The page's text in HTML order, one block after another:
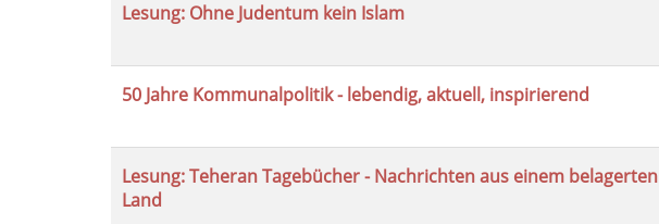
Lesung: Ohne Judentum kein Islam
50 Jahre Kommunalpolitik - lebendig, aktuell, inspirierend
Lesung: Teheran Tagebücher - Nachrichten aus einem belagerten
Land